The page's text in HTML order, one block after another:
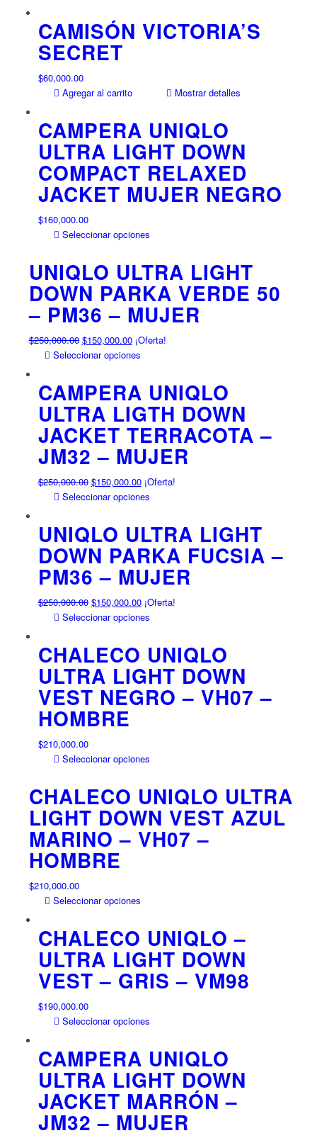
página
era:
$190,000.00.
es:
$160,000.00.
tiene
múltiples
se
elegir
en
la
página
de
producto
CAMISÓN VICTORIA’S
SECRET
$60,000.00
Agregar al carrito
Mostrar detalles
CAMPERA UNIQLO
ULTRA LIGHT DOWN
COMPACT RELAXED
JACKET MUJER NEGRO
$160,000.00
Seleccionar opciones
tiene
múltiples
variantes.
Las
opciones
se
en
la
página
de
producto
UNIQLO ULTRA LIGHT
DOWN PARKA VERDE 50
– PM36 – MUJER
$250,000.00 El
precio
era:
$250,000.00.
$150,000.00El
precio
es:
$150,000.00.
¡Oferta!
Seleccionar opciones
tiene
múltiples
variantes.
Las
opciones
se
elegir
página
de
producto
CAMPERA UNIQLO
ULTRA LIGTH DOWN
JACKET TERRACOTA –
JM32 – MUJER
$250,000.00 El
precio
era:
$250,000.00.
$150,000.00El
precio
es:
$150,000.00.
¡Oferta!
Seleccionar opciones
tiene
múltiples
variantes.
Las
opciones
se
en
la
página
de
producto
UNIQLO ULTRA LIGHT
DOWN PARKA FUCSIA –
PM36 – MUJER
$250,000.00 El
precio
era:
$250,000.00.
$150,000.00El
precio
es:
$150,000.00.
¡Oferta!
Seleccionar opciones
tiene
múltiples
variantes.
Las
opciones
página
de
producto
CHALECO UNIQLO
ULTRA LIGHT DOWN
VEST NEGRO – VH07 –
HOMBRE
$210,000.00
Seleccionar opciones
tiene
múltiples
variantes.
Las
opciones
página
de
producto
CHALECO UNIQLO ULTRA
LIGHT DOWN VEST AZUL
MARINO – VH07 –
HOMBRE
$210,000.00
Seleccionar opciones
tiene
múltiples
variantes.
Las
opciones
en
la
página
de
producto
CHALECO UNIQLO –
ULTRA LIGHT DOWN
VEST – GRIS – VM98
$190,000.00
Seleccionar opciones
tiene
múltiples
variantes.
Las
opciones
se
CAMPERA UNIQLO
ULTRA LIGHT DOWN
JACKET MARRÓN –
JM32 – MUJER